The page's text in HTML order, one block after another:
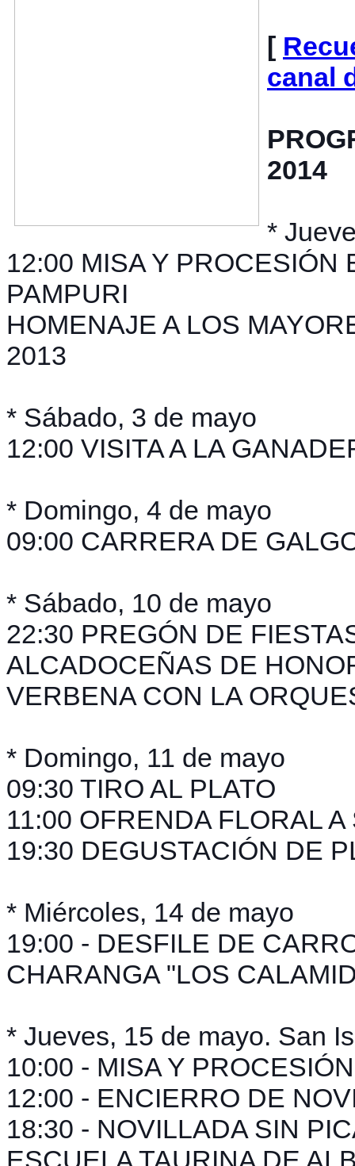
[
canal
2014
*
12:00 MISA Y PROCESIÓN
PAMPURI
HOMENAJE A LOS
2013
* Sábado, 3 de mayo
12:00 VISITA A LA
* Domingo, 4 de mayo
09:00 CARRERA DE
* Sábado, 10 de mayo
22:30 PREGÓN DE
ALCADOCEÑAS DE
VERBENA CON LA
* Domingo, 11 de mayo
09:30 TIRO AL PLATO
11:00 OFRENDA FLORAL
19:30 DEGUSTACIÓN DE
* Miércoles, 14 de mayo
19:00 - DESFILE DE
CHARANGA "LOS
* Jueves, 15 de mayo. San
10:00 - MISA Y
12:00 - ENCIERRO DE
18:30 - NOVILLADA SIN
ESCUELA TAURINA DE